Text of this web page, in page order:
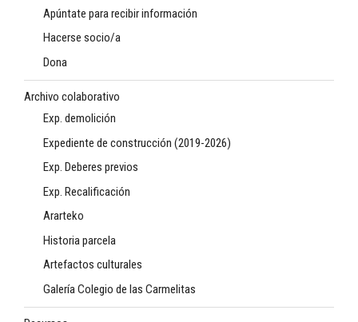
Apúntate para recibir información
Hacerse socio/a
Dona
Archivo colaborativo
Exp. demolición
Expediente de construcción (2019-2026)
Exp. Deberes previos
Exp. Recalificación
Ararteko
Historia parcela
Artefactos culturales
Galería Colegio de las Carmelitas